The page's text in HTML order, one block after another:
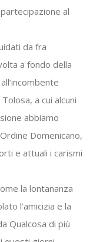
al
da fra
a fondo della
a cui alcuni
abbiamo
Domenicano,
e attuali i carismi
la lontananza
l’amicizia e la
Qualcosa di più